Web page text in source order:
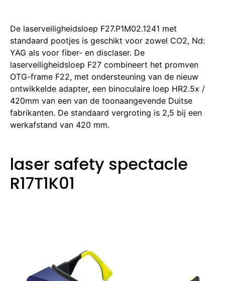
De laserveiligheidsloep F27.P1M02.1241 met
standaard pootjes is geschikt voor zowel CO2, Nd:
YAG als voor fiber- en disclaser. De
laserveiligheidsloep F27 combineert het promven
OTG-frame F22, met ondersteuning van de nieuw
ontwikkelde adapter, een binoculaire loep HR2.5x /
420mm van een van de toonaangevende Duitse
fabrikanten. De standaard vergroting is 2,5 bij een
werkafstand van 420 mm.
laser safety spectacle
R17T1K01